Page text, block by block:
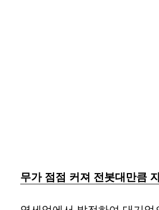
무가 점점 커져 전봇대만큼